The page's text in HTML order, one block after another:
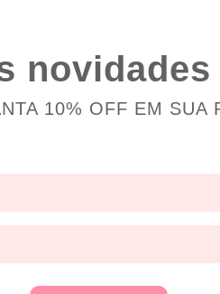
10% OFF EM SUA